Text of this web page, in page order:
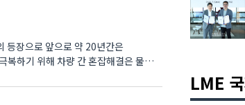
등장으로 앞으로 약 20년간은
복하기 위해 차량 간 혼잡해결은 물론
LME